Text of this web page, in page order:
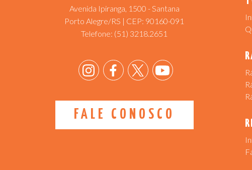
Avenida Ipiranga, 1500 - Santana
Porto Alegre/RS | CEP: 90160-091
Telefone: (51) 3218.2651
FALE CONOSCO